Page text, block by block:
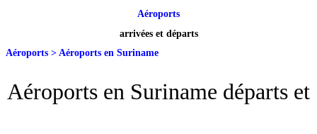
Aéroports
arrivées et départs
Aéroports > Aéroports en Suriname
Aéroports en Suriname départs et